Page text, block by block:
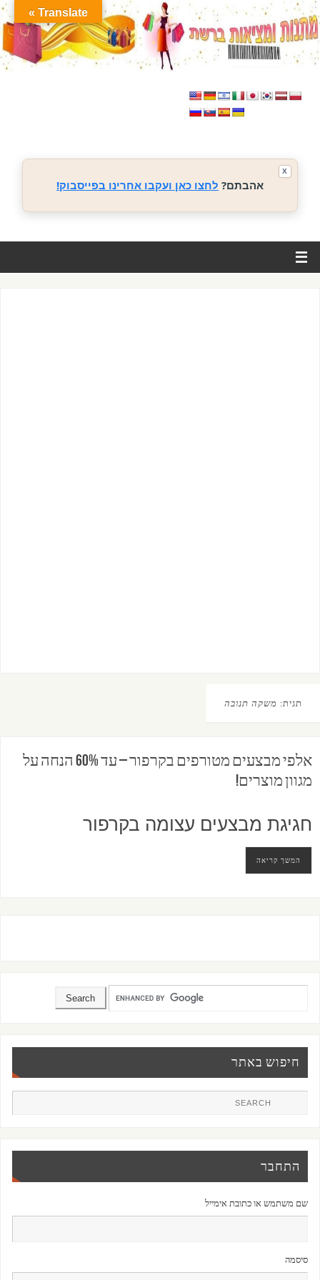
אהבתם? לחצו כאן ועקבו אחרינו בפייסבוק!
X
תגית: משקה תנובה
אלפי מבצעים מטורפים בקרפור – עד 60% הנחה על
מגוון מוצרים!
חגיגת מבצעים עצומה בקרפור
המשך קריאה
חיפוש באתר
התחבר
שם משתמש או כתובת אימייל
סיסמה
Translate »